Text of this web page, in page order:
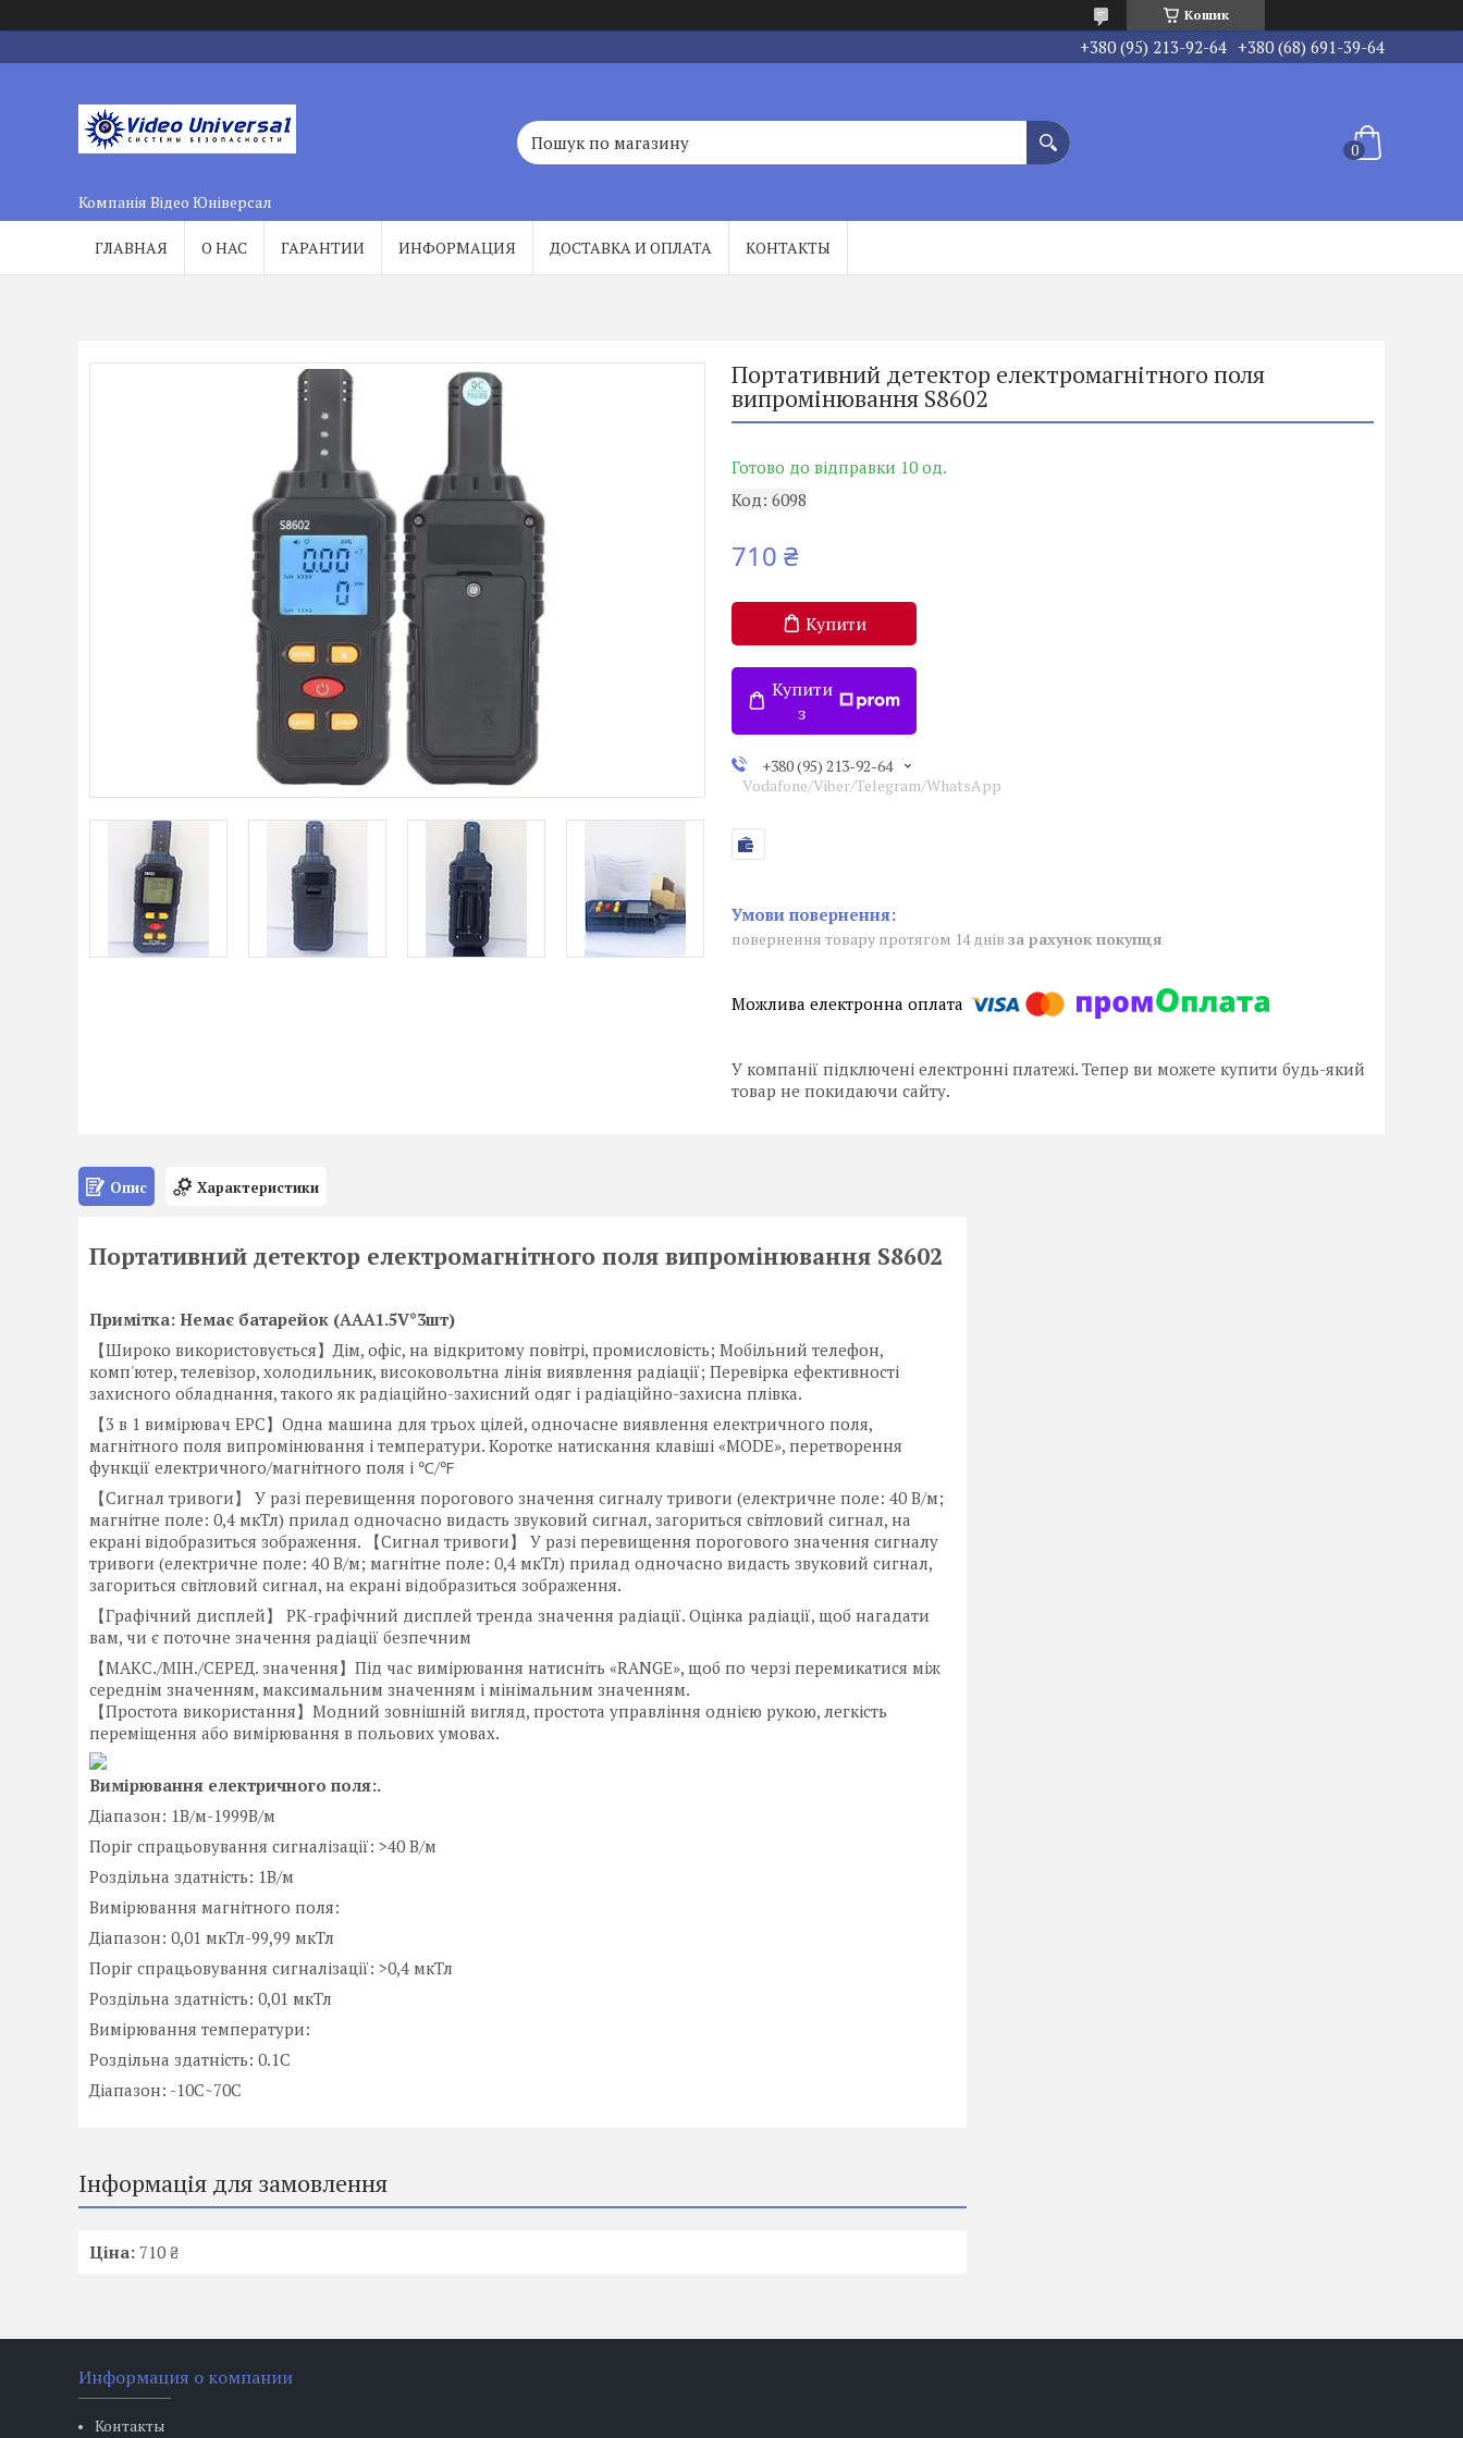
Кошик
+380 (95) 213-92-64 +380 (68) 691-39-64
Компанія Відео Юніверсал
ГЛАВНАЯ О НАС ГАРАНТИИ ИНФОРМАЦИЯ ДОСТАВКА И ОПЛАТА КОНТАКТЫ
Портативний детектор електромагнітного поля
випромінювання S8602
Готово до відправки 10 од.
Код: 6098
710 ₴
Купити
Купити
з
+380 (95) 213-92-64
Vodafone/Viber/Telegram/WhatsApp
повернення товару протягом 14 днів за рахунок покупця
У компанії підключені електронні платежі. Тепер ви можете купити будь-який
товар не покидаючи сайту.
Опис Характеристики
Портативний детектор електромагнітного поля випромінювання S8602
Примітка: Немає батарейок (AAA1.5V*3шт)
【Широко використовується】Дім, офіс, на відкритому повітрі, промисловість; Мобільний телефон,
комп'ютер, телевізор, холодильник, високовольтна лінія виявлення радіації; Перевірка ефективності
захисного обладнання, такого як радіаційно-захисний одяг і радіаційно-захисна плівка.
【3 в 1 вимірювач ЕРС】Одна машина для трьох цілей, одночасне виявлення електричного поля,
магнітного поля випромінювання і температури. Коротке натискання клавіші «MODE», перетворення
функції електричного/магнітного поля і ℃/℉
【Сигнал тривоги】 У разі перевищення порогового значення сигналу тривоги (електричне поле: 40 В/м;
магнітне поле: 0,4 мкТл) прилад одночасно видасть звуковий сигнал, загориться світловий сигнал, на
екрані відобразиться зображення. 【Сигнал тривоги】 У разі перевищення порогового значення сигналу
тривоги (електричне поле: 40 В/м; магнітне поле: 0,4 мкТл) прилад одночасно видасть звуковий сигнал,
загориться світловий сигнал, на екрані відобразиться зображення.
【Графічний дисплей】 РК-графічний дисплей тренда значення радіації. Оцінка радіації, щоб нагадати
вам, чи є поточне значення радіації безпечним
【МАКС./МІН./СЕРЕД. значення】Під час вимірювання натисніть «RANGE», щоб по черзі перемикатися між
середнім значенням, максимальним значенням і мінімальним значенням.
【Простота використання】Модний зовнішній вигляд, простота управління однією рукою, легкість
переміщення або вимірювання в польових умовах.
Вимірювання електричного поля:.
Діапазон: 1В/м-1999В/м
Поріг спрацьовування сигналізації: >40 В/м
Роздільна здатність: 1В/м
Вимірювання магнітного поля:
Діапазон: 0,01 мкТл-99,99 мкТл
Поріг спрацьовування сигналізації: >0,4 мкТл
Роздільна здатність: 0,01 мкТл
Вимірювання температури:
Роздільна здатність: 0.1С
Діапазон: -10С~70С
Інформація для замовлення
Ціна: 710 ₴
Информация о компании
Контакты